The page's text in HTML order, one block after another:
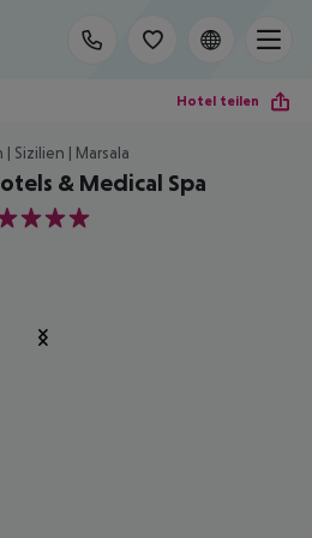
Hotel teilen
| Sizilien | Marsala
& Medical Spa